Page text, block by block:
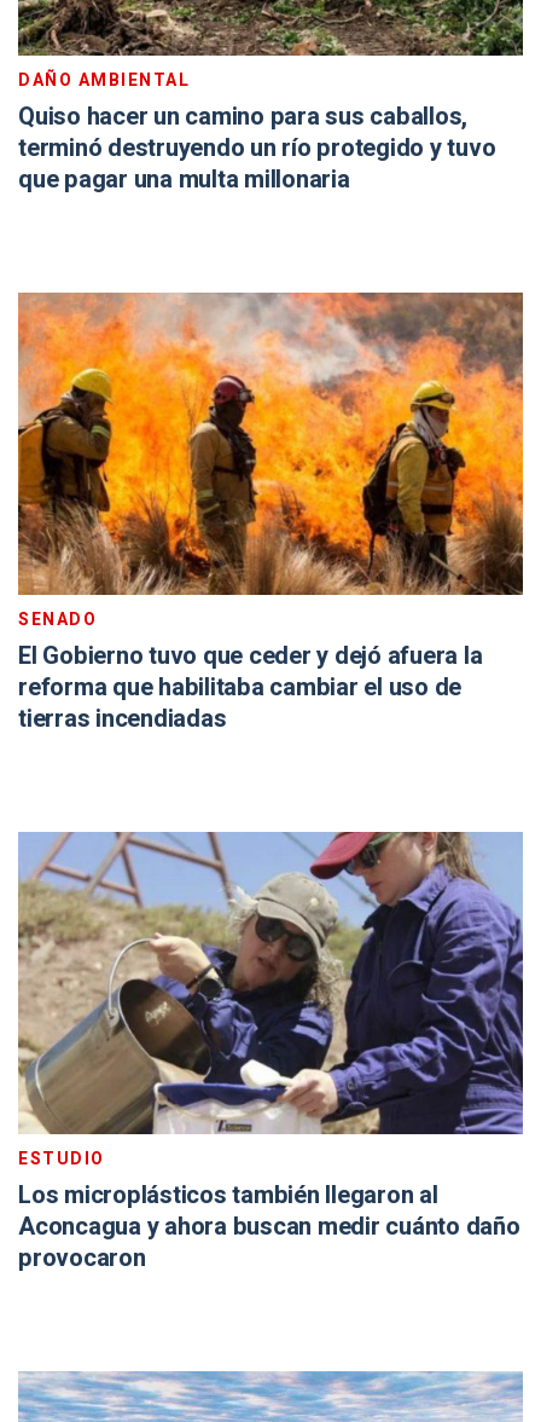
DAÑO AMBIENTAL
Quiso hacer un camino para sus caballos,
terminó destruyendo un río protegido y tuvo
que pagar una multa millonaria
SENADO
El Gobierno tuvo que ceder y dejó afuera la
reforma que habilitaba cambiar el uso de
tierras incendiadas
ESTUDIO
Los microplásticos también llegaron al
Aconcagua y ahora buscan medir cuánto daño
provocaron